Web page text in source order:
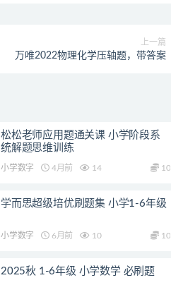
上一篇
万唯2022物理化学压轴题，带答案
松松老师应用题通关课 小学阶段系
统解题思维训练
小学数字 4月前 14 10
学而思超级培优刷题集 小学1-6年级
小学数字 6月前 10 10
2025秋 1-6年级 小学数学 必刷题